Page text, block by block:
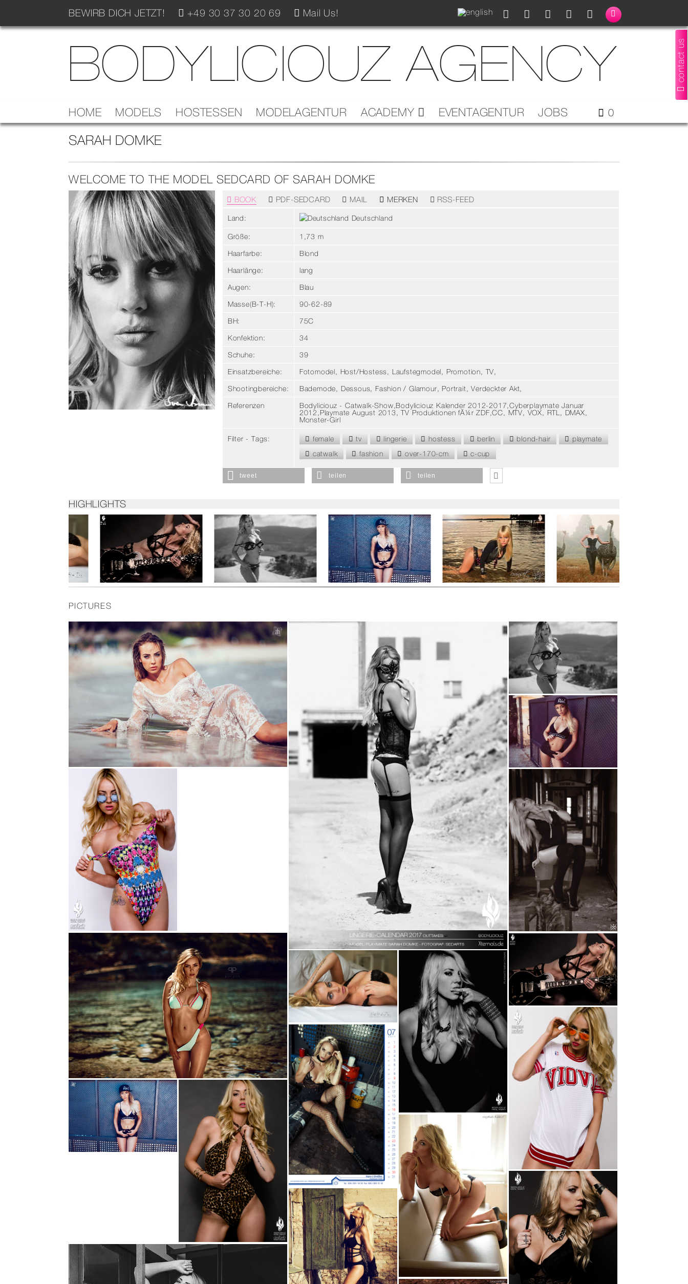
BEWIRB DICH JETZT! +49 30 37 30 20 69 Mail Us!
BODYLICIOUZ AGENCY
HOME MODELS HOSTESSEN MODELAGENTUR ACADEMY EVENTAGENTUR JOBS 0
SARAH DOMKE
WELCOME TO THE MODEL SEDCARD OF SARAH DOMKE
BOOK PDF-SEDCARD MAIL MERKEN RSS-FEED
Land: Deutschland
Größe: 1,73 m
Haarfarbe: Blond
Haarlänge: lang
Augen: Blau
Masse(B-T-H): 90-62-89
BH: 75C
Konfektion: 34
Schuhe: 39
Einsatzbereiche: Fotomodel, Host/Hostess, Laufstegmodel, Promotion, TV,
Shootingbereiche: Bademode, Dessous, Fashion / Glamour, Portrait, Verdeckter Akt,
Referenzen
Bodyliciouz - Catwalk-Show,Bodyliciouz Kalender 2012-2017,Cyberplaymate Januar
2012,Playmate August 2013, TV Produktionen fÃ¼r ZDF,CC, MTV, VOX, RTL, DMAX,
Monster-Girl
Filter - Tags: female tv lingerie hostess berlin blond-hair
playmate
catwalk
fashion over-170-cm c-cup
tweet teilen teilen
HIGHLIGHTS
PICTURES
contact us